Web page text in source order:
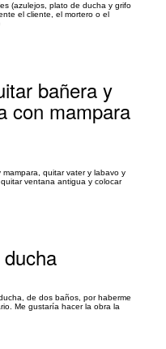
(azulejos, plato de ducha y grifo
el cliente, el mortero o el
bañera y
con mampara
quitar vater y labavo y
ventana antigua y colocar
de dos baños, por haberme
Me gustaría hacer la obra la